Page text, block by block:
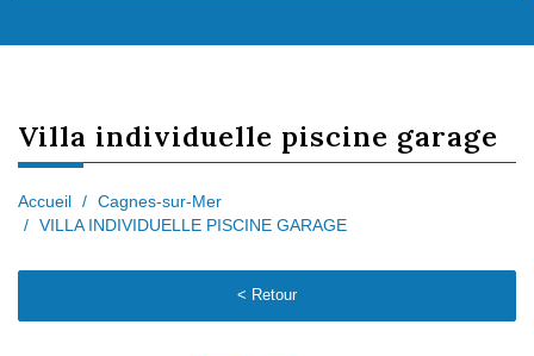
villa individuelle piscine garage
Accueil
Cagnes-sur-Mer
VILLA INDIVIDUELLE PISCINE GARAGE
< Retour